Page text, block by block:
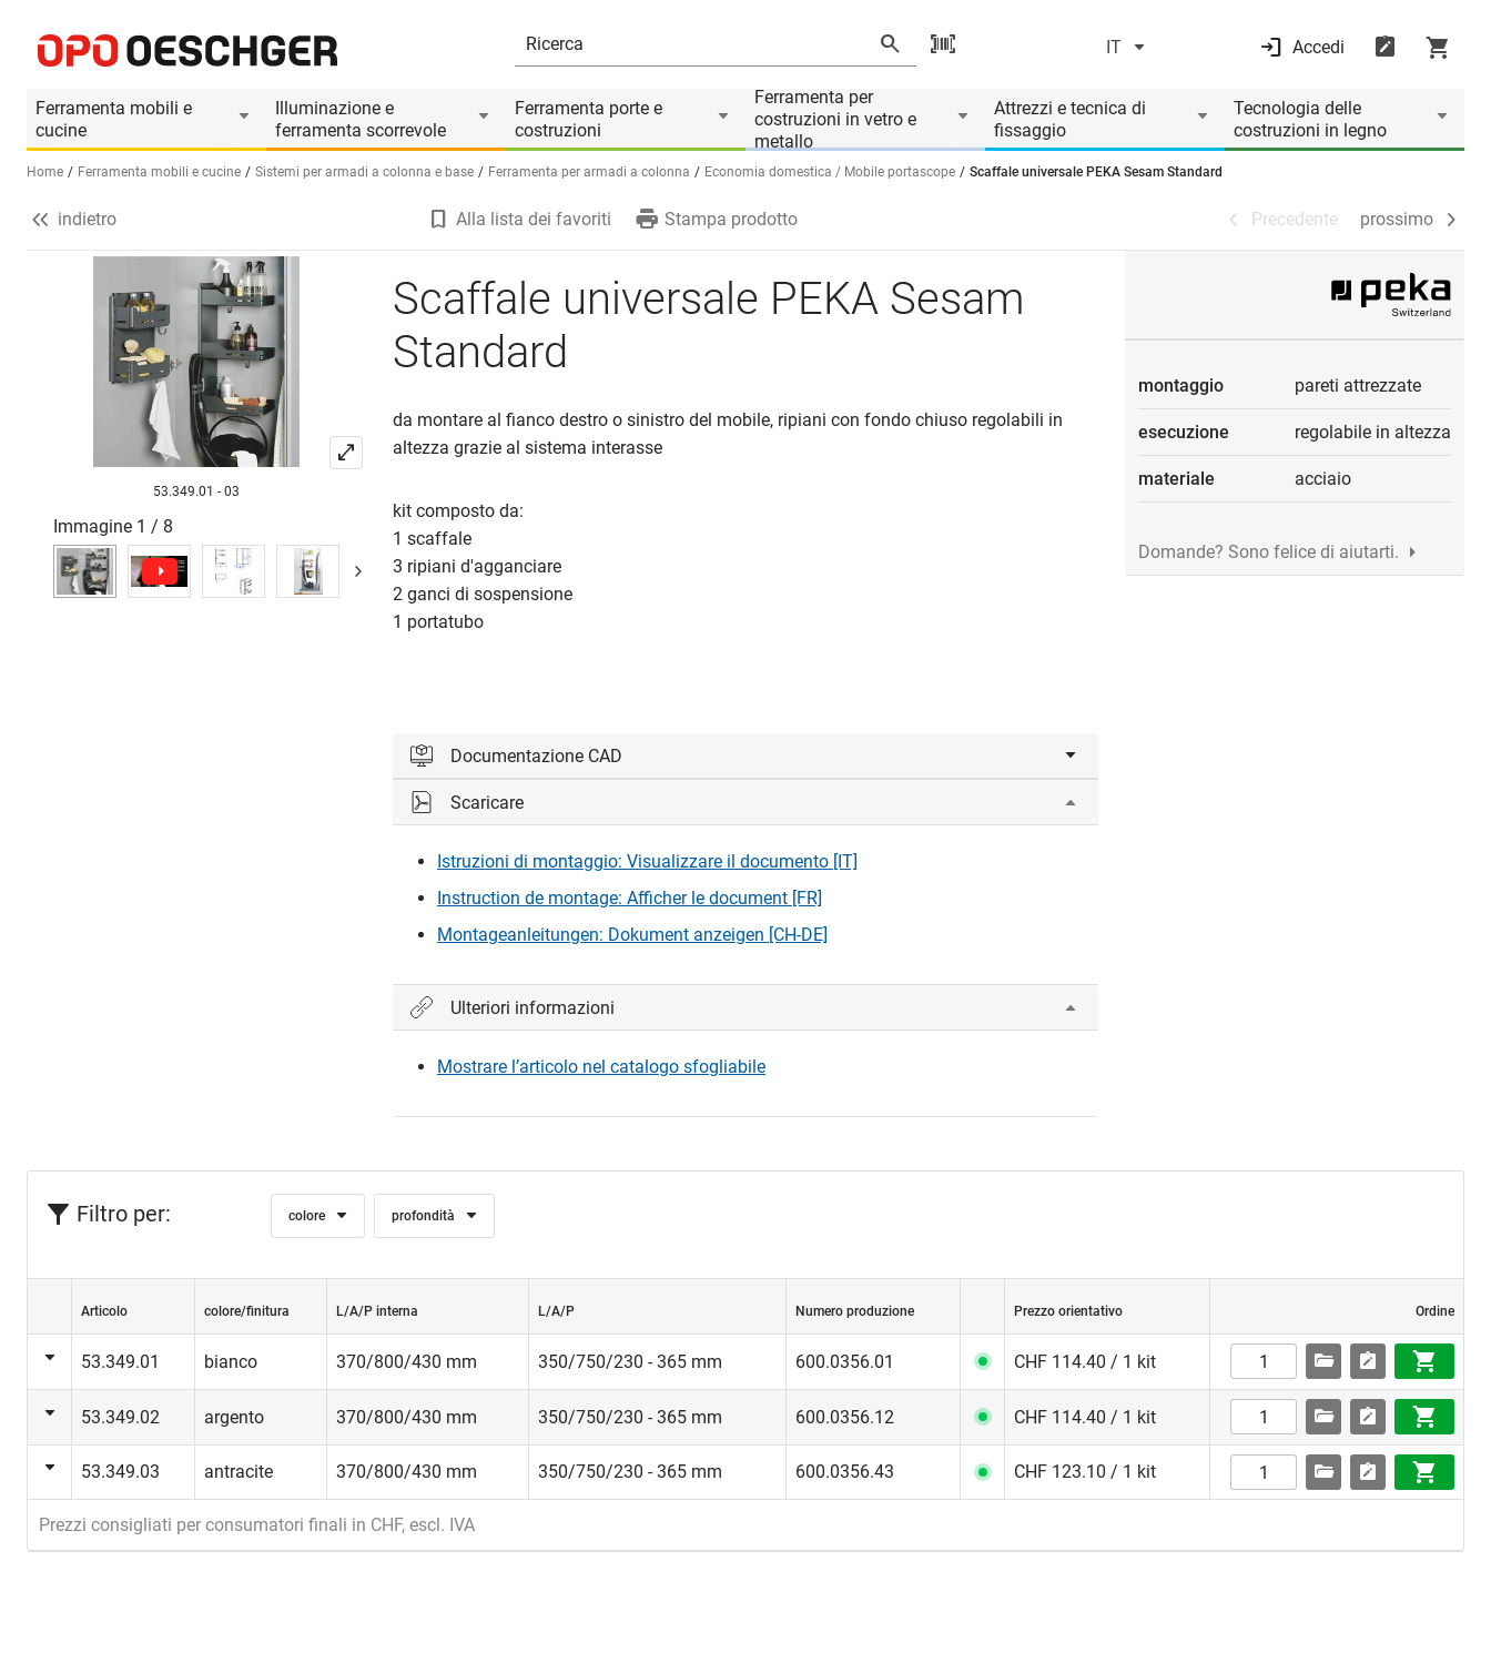
IT Accedi
Ferramenta mobili e
cucine
Illuminazione e
ferramenta scorrevole
Ferramenta porte e
costruzioni
Ferramenta per
costruzioni in vetro e
metallo
Attrezzi e tecnica di
fissaggio
Tecnologia delle
costruzioni in legno
Seleziona una lingua (IT)
Home Ferramenta mobili e cucine Sistemi per armadi a colonna e base Ferramenta per armadi a colonna Economia domestica / Mobile portascope Scaffale universale PEKA Sesam Standard
Informazioni prodotto
Accessori adatti Precedente prossimo
indietro Alla lista dei favoriti Stampa prodotto Precedente prossimo
53.349.01 - 03
Immagine 1 / 8
Scaffale universale PEKA Sesam
Standard
da montare al fianco destro o sinistro del mobile, ripiani con fondo chiuso regolabili in
altezza grazie al sistema interasse
kit composto da:
1 scaffale
3 ripiani d'agganciare
2 ganci di sospensione
1 portatubo
Documentazione CAD
Accedi per visualizzare e scaricare i file CAD.
Accedi
Scaricare
Istruzioni di montaggio: Visualizzare il documento [IT]
Instruction de montage: Afficher le document [FR]
Montageanleitungen: Dokument anzeigen [CH-DE]
Ulteriori informazioni
Mostrare l’articolo nel catalogo sfogliabile
montaggio pareti attrezzate
esecuzione regolabile in altezza
materiale acciaio
Domande? Sono felice di aiutarti.
Filtro per: colore profondità
Articolo colore/finitura L/A/P interna L/A/P Numero produzione Prezzo orientativo Ordine
53.349.01 bianco 370/800/430 mm 350/750/230 - 365 mm 600.0356.01 CHF 114.40 / 1 kit
53.349.02 argento 370/800/430 mm 350/750/230 - 365 mm 600.0356.12 CHF 114.40 / 1 kit
53.349.03 antracite 370/800/430 mm 350/750/230 - 365 mm 600.0356.43 CHF 123.10 / 1 kit
Prezzi consigliati per consumatori finali in CHF, escl. IVA